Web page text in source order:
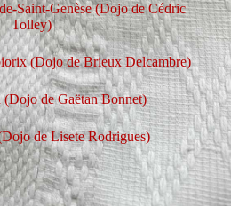
Saint-Genèse(Dojo de Cédric
Tolley)
(Dojo de Brieux Delcambre)
(Dojo de Gaëtan Bonnet)
de Lisete Rodrigues)